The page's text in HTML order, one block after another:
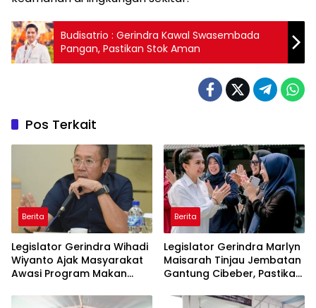
Budisatrio : Gerindra Kawal Swasembada
Pangan, Pastikan Stok Aman
Pos Terkait
Berita
Legislator Gerindra Wihadi
Wiyanto Ajak Masyarakat
Awasi Program Makan
Sasaran
Berita
Legislator Gerindra Marlyn
Maisarah Tinjau Jembatan
Gantung Cibeber, Pastikan